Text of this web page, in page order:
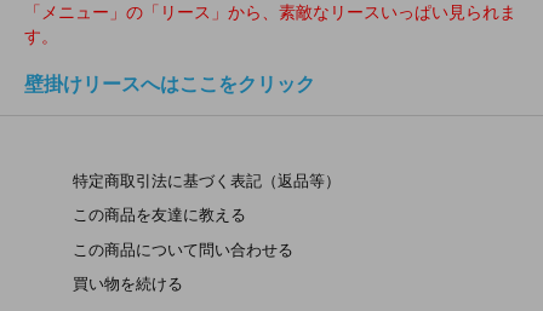
「メニュー」の「リース」から、素敵なリースいっぱい見られま
す。
壁掛けリースへはここをクリック
特定商取引法に基づく表記（返品等）
この商品を友達に教える
この商品について問い合わせる
買い物を続ける